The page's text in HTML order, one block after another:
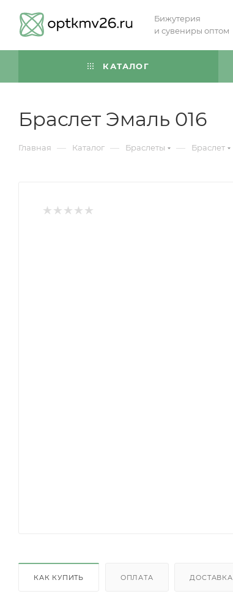
Бижутерия
и сувениры оптом
КАТАЛОГ
Браслет Эмаль 016
Главная — Каталог — Браслеты — Браслет
КАК КУПИТЬ ОПЛАТА ДОСТАВКА